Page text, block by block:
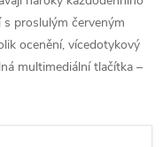
proslulým červeným
ocenění, vícedotykový
multimediální tlačítka –